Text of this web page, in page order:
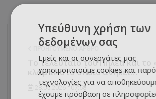
ΠΡΟΗΓΟΎΜΕΝΟ ΆΡΘΡΟ
Το τελευταίο του Πηλέα και το
κλαμπ» στο οποίο ανήκει…
28.05.2026 - 07:58
Υπεύθυνη χρήση των
δεδομένων σας
Εμείς και οι συνεργάτες μας
χρησιμοποιούμε cookies και
τεχνολογίες για να
έχουμε πρόσβαση σε